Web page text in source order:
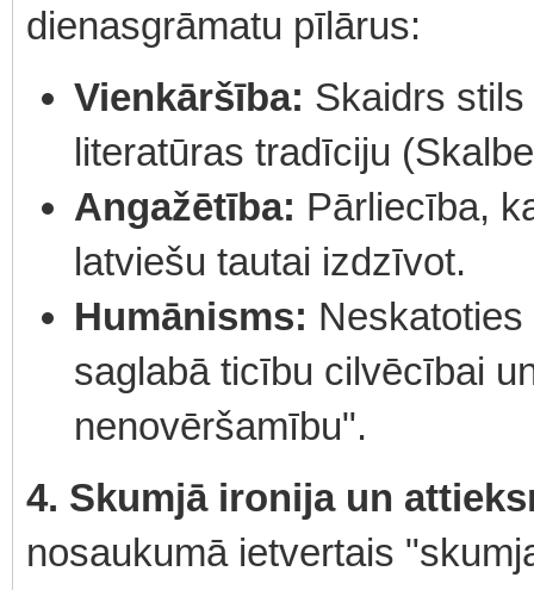
dienasgrāmatu pīlārus:
Vienkāršība: Skaidrs
literatūras tradīciju
Angažētība: Pārliecība,
latviešu tautai izdzīvot.
Humānisms:
saglabā ticību cilvēcībai
nenovēršamību".
4. Skumjā ironija un
nosaukumā ietvertais